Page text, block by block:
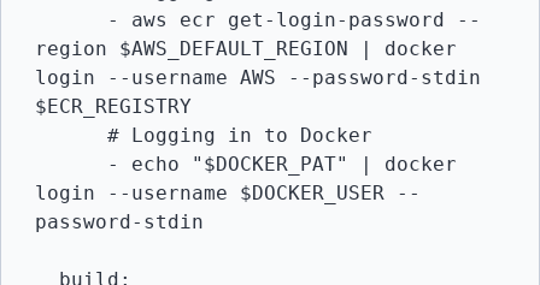
region $AWS_DEFAULT_REGION | docker
login --username AWS --password-stdin
$ECR_REGISTRY
login --username $DOCKER_USER --
password-stdin